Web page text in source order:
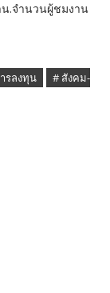
.จำนวนผู้ชมงาน
รลงทุน
# สังคม-